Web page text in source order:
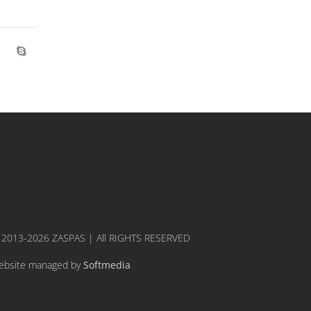
2026 ZASPAS | All RIGHTS RESERVED
managed bySoftmedia